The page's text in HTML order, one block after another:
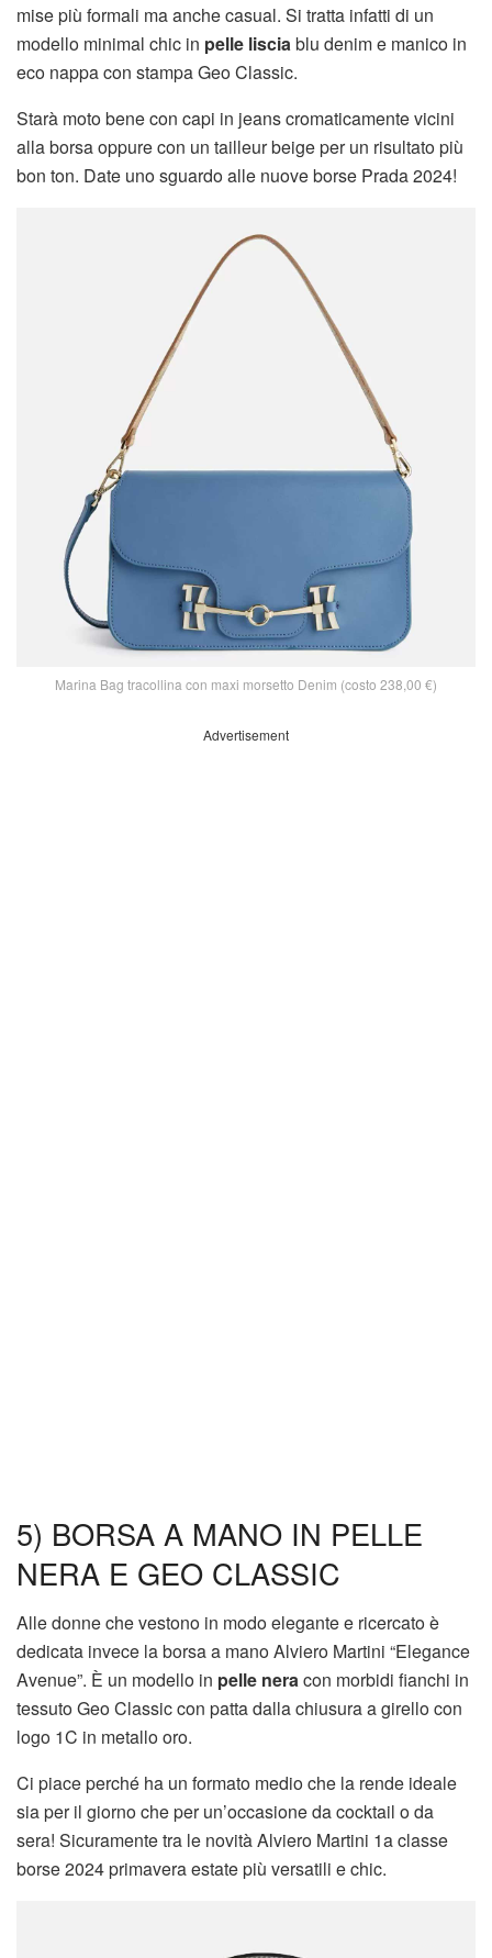
mise più formali ma anche casual. Si tratta infatti di un
modello minimal chic in pelle lisciablu denim e manico in
eco nappa con stampa Geo Classic.
Starà moto bene con capi in jeans cromaticamente vicini
alla borsa oppure con un tailleur beige per un risultato più
bon ton. Date uno sguardo alle nuove borse Prada 2024!
Marina Bag tracollina con maxi morsetto Denim (costo 238,00 €)
Advertisement
5) BORSA A MANO IN PELLE
NERA E GEO CLASSIC
Alle donne che vestono in modo elegante e ricercato è
dedicata invece la borsa a mano Alviero Martini “Elegance
Avenue”. È un modello in pelle neracon morbidi fianchi in
tessuto Geo Classic con patta dalla chiusura a girello con
logo 1C in metallo oro.
Ci piace perché ha un formato medio che la rende ideale
sia per il giorno che per un’occasione da cocktail o da
sera! Sicuramente tra le novità Alviero Martini 1a classe
borse 2024 primavera estate più versatili e chic.